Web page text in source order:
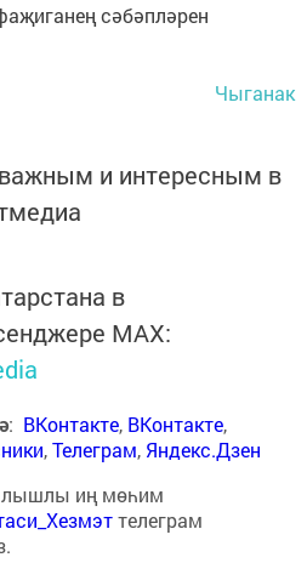
сәбәпләрен
Чыганак
и интересным в
в
MАХ:
: ВКонтакте, ВКонтакте,
,Телеграм, Яндекс.Дзен
иң мөһим
телеграм